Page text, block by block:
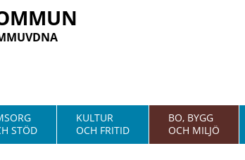
STÖD
KULTUR
OCH FRITID
BO, BYGG
OCH MILJÖ